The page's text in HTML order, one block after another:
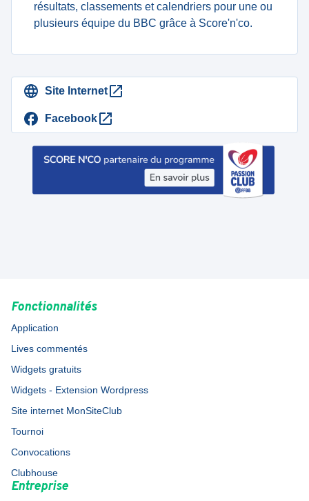
résultats, classements et calendriers pour une ou
plusieurs équipe du BBC grâce à Score'n'co.
Site Internet
Facebook
Fonctionnalités
Application
Lives commentés
Widgets gratuits
Widgets - Extension Wordpress
Site internet MonSiteClub
Tournoi
Convocations
Clubhouse
Entreprise